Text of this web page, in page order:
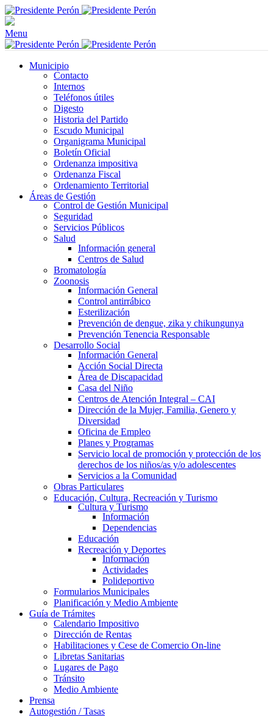
Menu
Municipio
Contacto
Internos
Teléfonos útiles
Digesto
Historia del Partido
Escudo Municipal
Organigrama Municipal
Boletín Oficial
Ordenanza impositiva
Ordenanza Fiscal
Ordenamiento Territorial
Áreas de Gestión
Control de Gestión Municipal
Seguridad
Servicios Públicos
Salud
Información general
Centros de Salud
Bromatología
Zoonosis
Información General
Control antirrábico
Esterilización
Prevención de dengue, zika y chikungunya
Prevención Tenencia Responsable
Desarrollo Social
Información General
Acción Social Directa
Área de Discapacidad
Casa del Niño
Centros de Atención Integral – CAI
Dirección de la Mujer, Familia, Genero y
Diversidad
Oficina de Empleo
Planes y Programas
Servicio local de promoción y protección de los
derechos de los niños/as y/o adolescentes
Servicios a la Comunidad
Obras Particulares
Educación, Cultura, Recreación y Turismo
Cultura y Turismo
Información
Dependencias
Educación
Recreación y Deportes
Información
Actividades
Polideportivo
Formularios Municipales
Planificación y Medio Ambiente
Guía de Trámites
Calendario Impositivo
Dirección de Rentas
Habilitaciones y Cese de Comercio On-line
Libretas Sanitarias
Lugares de Pago
Tránsito
Medio Ambiente
Prensa
Autogestión / Tasas